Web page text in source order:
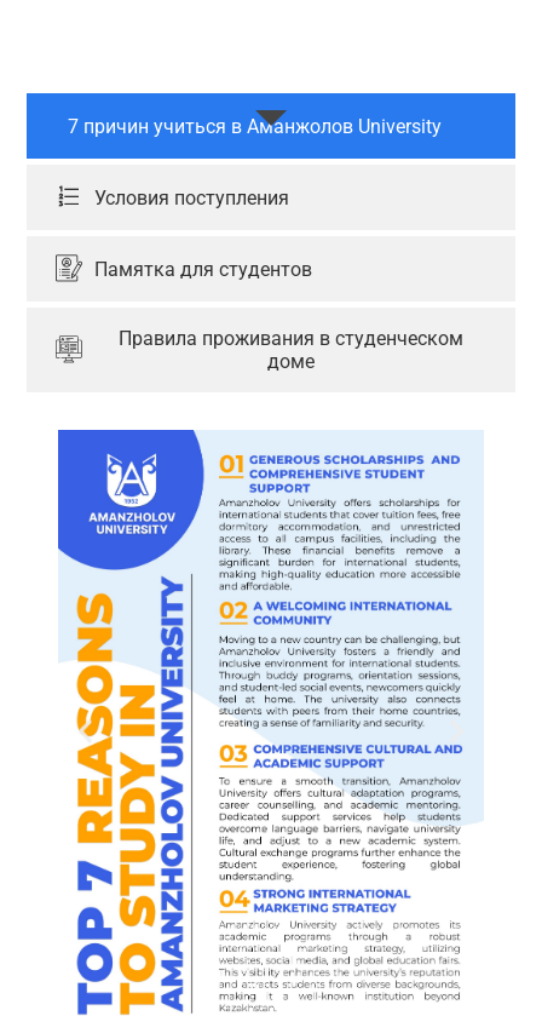
7 причин учиться в Аманжолов University
Условия поступления
Памятка для студентов
Правила проживания в студенческом
доме